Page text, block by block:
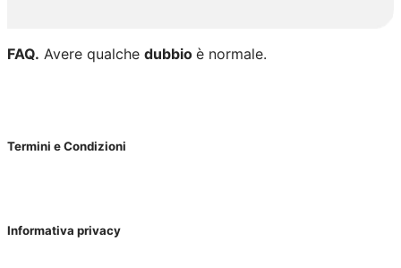
FAQ. Avere qualche dubbio è normale.
Termini e Condizioni
Informativa privacy